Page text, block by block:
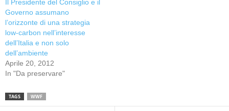
Il Presidente del Consiglio e il
Governo assumano
l’orizzonte di una strategia
low-carbon nell’interesse
dell’Italia e non solo
dell’ambiente
Aprile 20, 2012
In "Da preservare"
TAGS WWF